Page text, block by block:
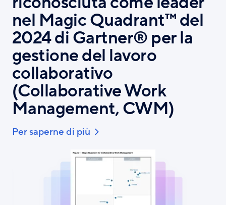
nel Magic Quadrant™ del
2024 di Gartner® per la
gestione del lavoro
collaborativo
(Collaborative Work
Management, CWM)
Per saperne di più